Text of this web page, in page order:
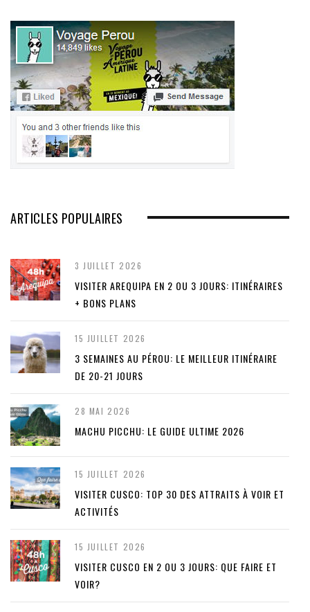
ARTICLES POPULAIRES
3 JUILLET 2026
VISITER AREQUIPA EN 2 OU 3 JOURS: ITINÉRAIRES
+ BONS PLANS
15 JUILLET 2026
3 SEMAINES AU PÉROU: LE MEILLEUR ITINÉRAIRE
DE 20-21 JOURS
28 MAI 2026
MACHU PICCHU: LE GUIDE ULTIME 2026
15 JUILLET 2026
VISITER CUSCO: TOP 30 DES ATTRAITS À VOIR ET
ACTIVITÉS
15 JUILLET 2026
VISITER CUSCO EN 2 OU 3 JOURS: QUE FAIRE ET
VOIR?